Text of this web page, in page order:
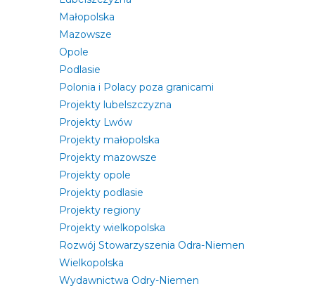
Małopolska
Mazowsze
Opole
Podlasie
Polonia i Polacy poza granicami
Projekty lubelszczyzna
Projekty Lwów
Projekty małopolska
Projekty mazowsze
Projekty opole
Projekty podlasie
Projekty regiony
Projekty wielkopolska
Rozwój Stowarzyszenia Odra-Niemen
Wielkopolska
Wydawnictwa Odry-Niemen